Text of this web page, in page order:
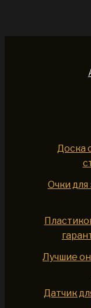
Доска
Очки
Лучшие
Датчик